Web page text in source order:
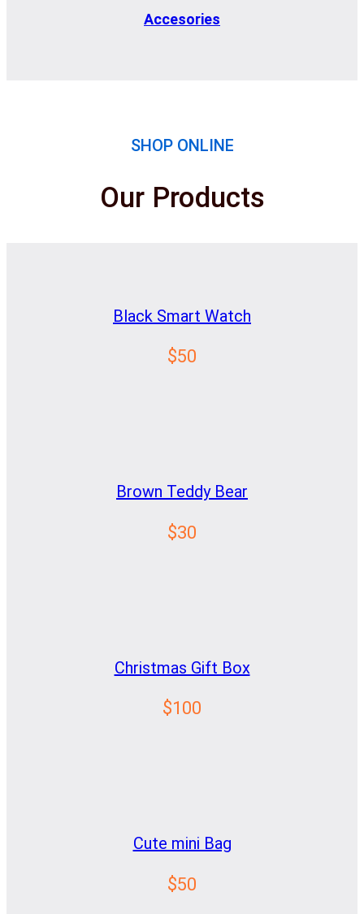
Accesories
SHOP ONLINE
Our Products
Black Smart Watch
$50
Brown Teddy Bear
$30
Christmas Gift Box
$100
Cute mini Bag
$50